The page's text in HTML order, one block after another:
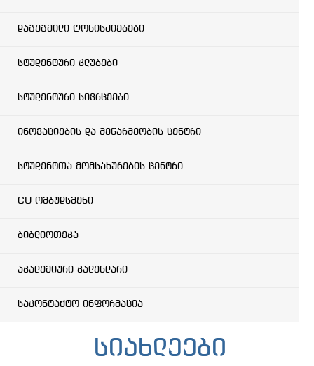
დაგეგმილი ღონისძიებები
სტუდენტური კლუბები
სტუდენტური სივრცეები
ინოვაციების და მეწარმეობის ცენტრი
სტუდენტთა მომსახურების ცენტრი
CU ომბუდსმენი
ბიბლიოთეკა
აკადემიური კალენდარი
საკონტაქტო ინფორმაცია
სიახლეები